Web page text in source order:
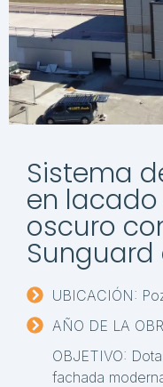
Sistema
en
oscuro
Sunguard
UBICACIÓN:
AÑO DE LA
OBJETIVO:
fachada